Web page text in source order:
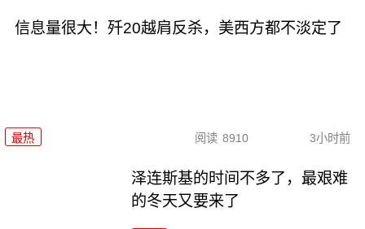
信息量很大！歼20越肩反杀，美西方都不淡定了
最热 阅读 8910 3小时前
泽连斯基的时间不多了，最艰难
的冬天又要来了